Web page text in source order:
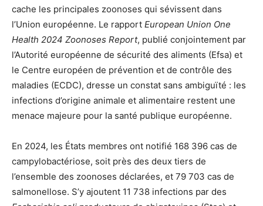
cache les principales zoonoses qui sévissent dans
l’Union européenne. Le rapport European Union One
Health 2024 Zoonoses Report, publié conjointement par
l’Autorité européenne de sécurité des aliments (Efsa) et
le Centre européen de prévention et de contrôle des
maladies (ECDC), dresse un constat sans ambiguïté : les
infections d’origine animale et alimentaire restent une
menace majeure pour la santé publique européenne.
En 2024, les États membres ont notifié 168 396 cas de
campylobactériose, soit près des deux tiers de
l’ensemble des zoonoses déclarées, et 79 703 cas de
salmonellose. S’y ajoutent 11 738 infections par des